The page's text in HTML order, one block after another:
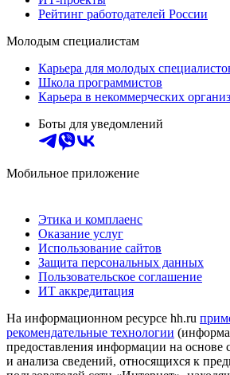
Рейтинг работодателей России
Молодым специалистам
Карьера для молодых
Школа программистов
Карьера в некоммерческих
Боты для уведомлений
Мобильное приложение
Этика и комплаенс
Оказание услуг
Использование сайтов
Защита персональных данных
Пользовательское соглашение
ИТ аккредитация
На информационном ресурсе hh.ru
рекомендательные технологии
предоставления информации на основе
и анализа сведений, относящихся к